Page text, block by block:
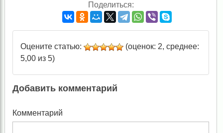
Поделиться:
Оцените статью:
(оценок: 2, среднее:
5,00 из 5)
Добавить комментарий
Комментарий